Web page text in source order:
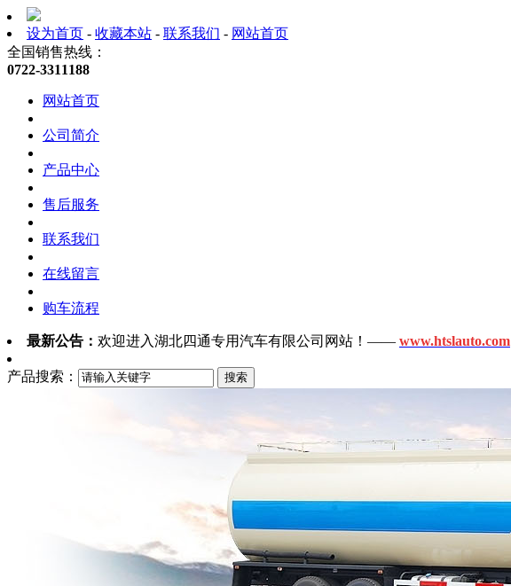
设为首页 - 收藏本站 - 联系我们 - 网站首页
全国销售热线：
0722-3311188
网站首页
公司简介
产品中心
售后服务
联系我们
在线留言
购车流程
最新公告： 欢迎进入湖北四通专用汽车有限公司网站！—— www.htslauto.com
产品搜索：